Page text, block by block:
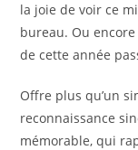
la joie de voir ce
bureau. Ou
de cette année
Offre plus qu’un
reconnaissance
mémorable, qui